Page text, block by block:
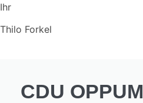
Ihr
Thilo Forkel
CDU OPPUM